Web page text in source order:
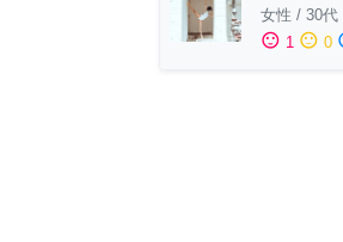
女性 / 30代
sentiment_satisfied 1 sentiment_neutral 0